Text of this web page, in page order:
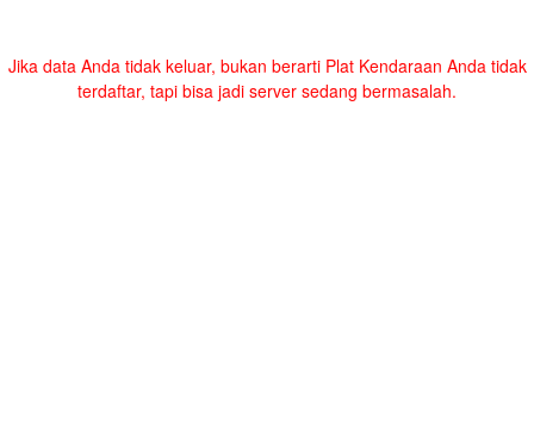
Jika data Anda tidak keluar, bukan berarti Plat Kendaraan Anda tidak
terdaftar, tapi bisa jadi server sedang bermasalah.